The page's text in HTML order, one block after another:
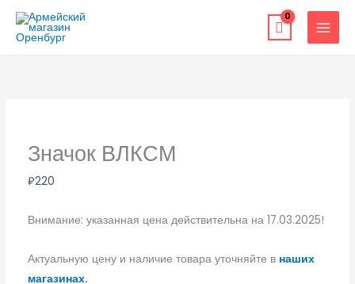
Перейти
содержимому
Значок ВЛКСМ
₽220
Внимание: указанная цена действительна на 17.03.2025!
Актуальную цену и наличие товара уточняйте в наших
магазинах.